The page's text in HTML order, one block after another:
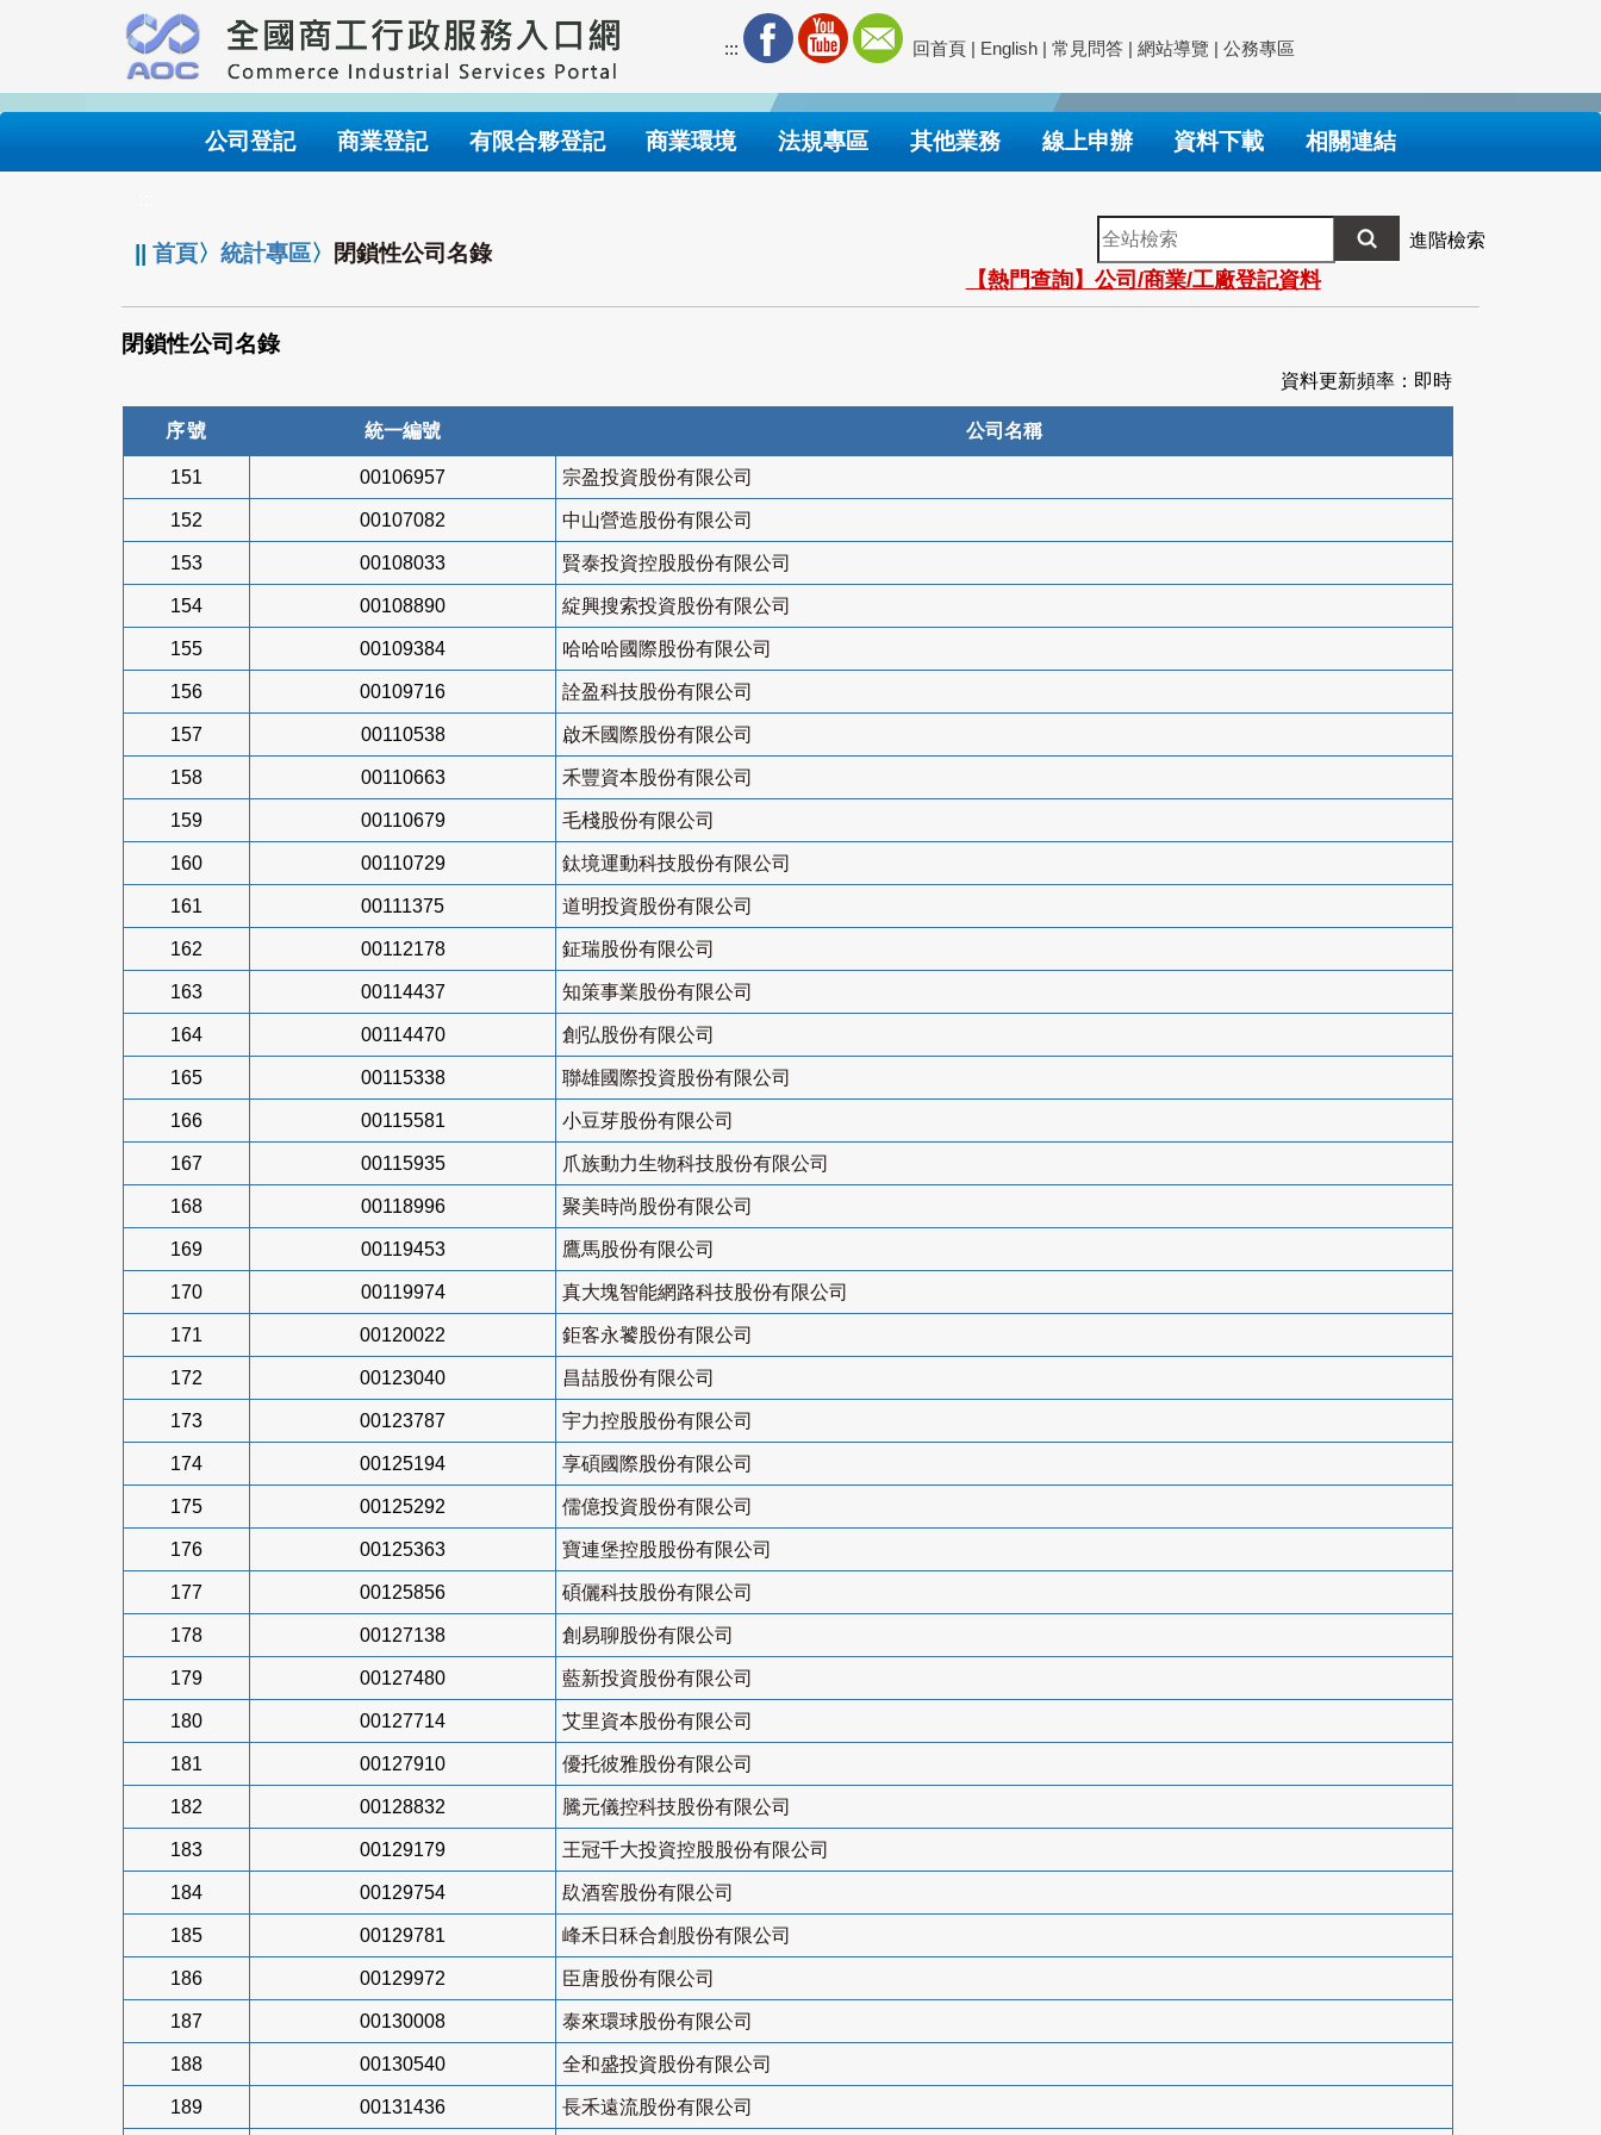
要
內
::: 回首頁 | English | 常見問答 | 網站導覽 | 公務專區
公司登記 商業登記 有限合夥登記 商業環境 法規專區 其他業務 線上申辦 資料下載 相關連結
||首頁〉統計專區〉 閉鎖性公司名錄
全
站
檢
索
進階檢索
【熱門查詢】公司/商業/工廠登記資料
閉鎖性公司名錄
資料更新頻率：即時
序號 統一編號 公司名稱
151 00106957 宗盈投資股份有限公司
152 00107082 中山營造股份有限公司
153 00108033 賢泰投資控股股份有限公司
154 00108890 綻興搜索投資股份有限公司
155 00109384 哈哈哈國際股份有限公司
156 00109716 詮盈科技股份有限公司
157 00110538 啟禾國際股份有限公司
158 00110663 禾豐資本股份有限公司
159 00110679 毛棧股份有限公司
160 00110729 鈦境運動科技股份有限公司
161 00111375 道明投資股份有限公司
162 00112178 鉦瑞股份有限公司
163 00114437 知策事業股份有限公司
164 00114470 創弘股份有限公司
165 00115338 聯雄國際投資股份有限公司
166 00115581 小豆芽股份有限公司
167 00115935 爪族動力生物科技股份有限公司
168 00118996 聚美時尚股份有限公司
169 00119453 鷹馬股份有限公司
170 00119974 真大塊智能網路科技股份有限公司
171 00120022 鉅客永饕股份有限公司
172 00123040 昌喆股份有限公司
173 00123787 宇力控股股份有限公司
174 00125194 享碩國際股份有限公司
175 00125292 儒億投資股份有限公司
176 00125363 寶連堡控股股份有限公司
177 00125856 碩儷科技股份有限公司
178 00127138 創易聊股份有限公司
179 00127480 藍新投資股份有限公司
180 00127714 艾里資本股份有限公司
181 00127910 優托彼雅股份有限公司
182 00128832 騰元儀控科技股份有限公司
183 00129179 王冠千大投資控股股份有限公司
184 00129754 镹酒窖股份有限公司
185 00129781 峰禾日秝合創股份有限公司
186 00129972 臣唐股份有限公司
187 00130008 泰來環球股份有限公司
188 00130540 全和盛投資股份有限公司
189 00131436 長禾遠流股份有限公司